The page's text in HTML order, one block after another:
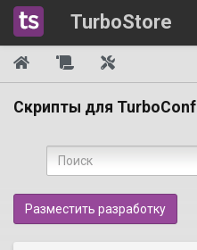
TurboStore
Скрипты для TurboConf
Разместить разработку